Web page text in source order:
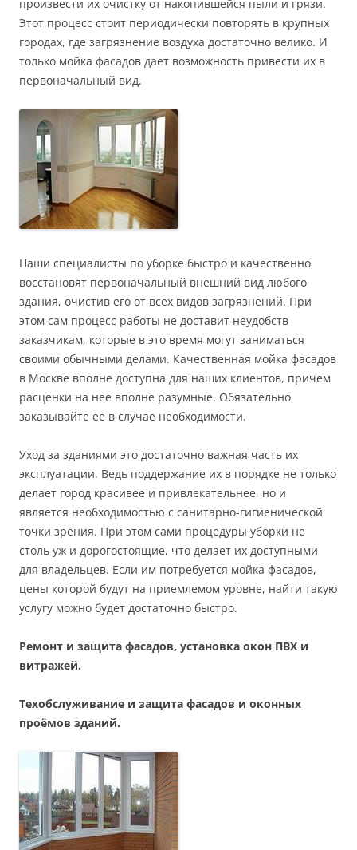
произвести их очистку от накопившейся пыли и грязи.
Этот процесс стоит периодически повторять в крупных
городах, где загрязнение воздуха достаточно велико. И
только мойка фасадов дает возможность привести их в
первоначальный вид.
Наши специалисты по уборке быстро и качественно
восстановят первоначальный внешний вид любого
здания, очистив его от всех видов загрязнений. При
этом сам процесс работы не доставит неудобств
заказчикам, которые в это время могут заниматься
своими обычными делами. Качественная мойка фасадов
в Москве вполне доступна для наших клиентов, причем
расценки на нее вполне разумные. Обязательно
заказывайте ее в случае необходимости.
Уход за зданиями это достаточно важная часть их
эксплуатации. Ведь поддержание их в порядке не только
делает город красивее и привлекательнее, но и
является необходимостью с санитарно-гигиенической
точки зрения. При этом сами процедуры уборки не
столь уж и дорогостоящие, что делает их доступными
для владельцев. Если им потребуется мойка фасадов,
цены которой будут на приемлемом уровне, найти такую
услугу можно будет достаточно быстро.
Ремонт и защита фасадов, установка окон ПВХ и
витражей.
Техобслуживание и защита фасадов и оконных
проёмов зданий.